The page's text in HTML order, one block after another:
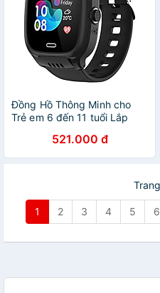
Đồng Hồ Thông Minh cho
Trẻ em 6 đến 11 tuổi Lắp
chiều AMA Watch Y31 Hàng
nhập khẩu
521.000 đ
1 2 3 4 5 6